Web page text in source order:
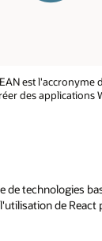
est l'accronyme
des applications
technologies
de React